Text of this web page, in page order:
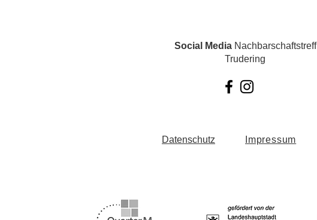
Social MediaNachbarschaftstreff
Trudering
Datenschutz Impressum